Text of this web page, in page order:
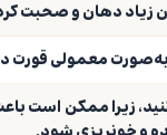
زیاد دهان و صحبت
به‌صورت معمولی قورت
زیرا ممکن است